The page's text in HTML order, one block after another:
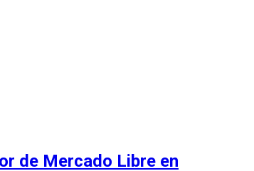
de Mercado Libre en